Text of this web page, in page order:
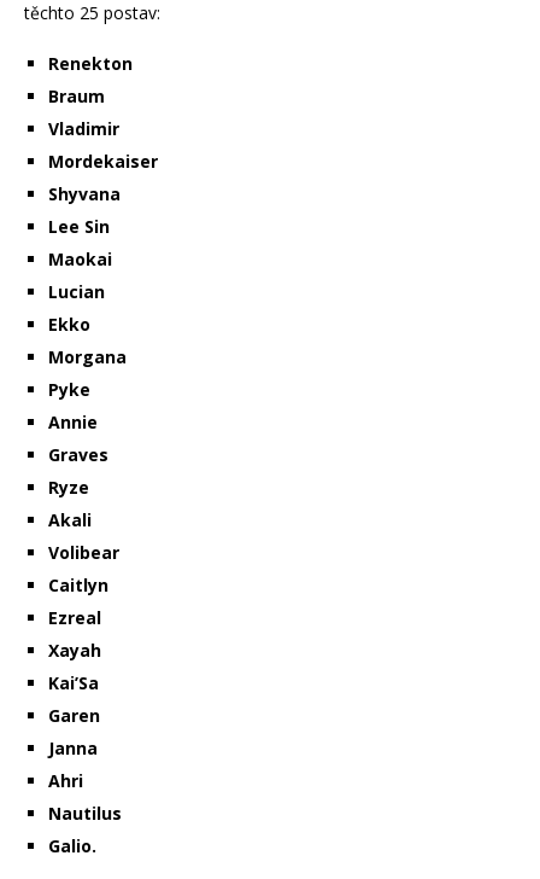
těchto 25 postav:
Renekton
Braum
Vladimir
Mordekaiser
Shyvana
Lee Sin
Maokai
Lucian
Ekko
Morgana
Pyke
Annie
Graves
Ryze
Akali
Volibear
Caitlyn
Ezreal
Xayah
Kai’Sa
Garen
Janna
Ahri
Nautilus
Galio.